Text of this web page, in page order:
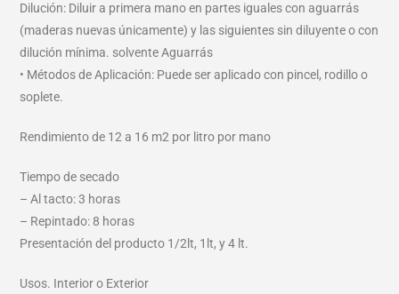
Dilución: Diluir a primera mano en partes iguales con aguarrás
(maderas nuevas únicamente) y las siguientes sin diluyente o con
dilución mínima. solvente Aguarrás
• Métodos de Aplicación: Puede ser aplicado con pincel, rodillo o
soplete.
Rendimiento de 12 a 16 m2 por litro por mano
Tiempo de secado
– Al tacto: 3 horas
– Repintado: 8 horas
Presentación del producto 1/2lt, 1lt, y 4 lt.
Usos. Interior o Exterior